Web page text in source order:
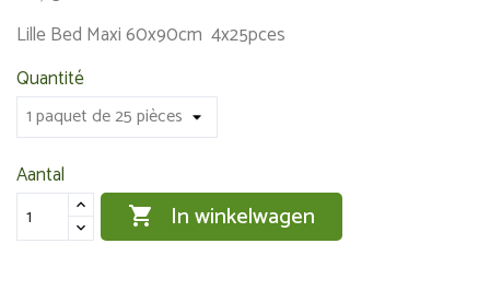
Lille Bed Maxi 60x90cm 4x25pces
Quantité
Aantal
 In winkelwagen